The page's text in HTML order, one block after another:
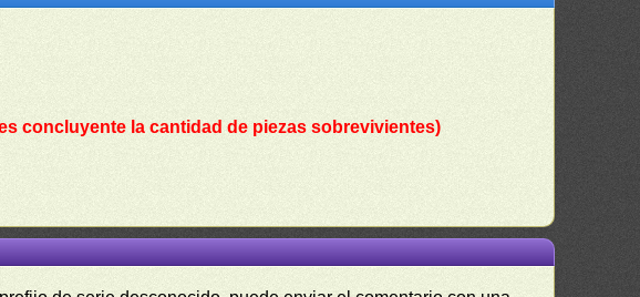
concluyente la cantidad de piezas sobrevivientes)